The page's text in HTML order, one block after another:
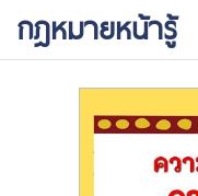
กฎหมายหน้ารู้